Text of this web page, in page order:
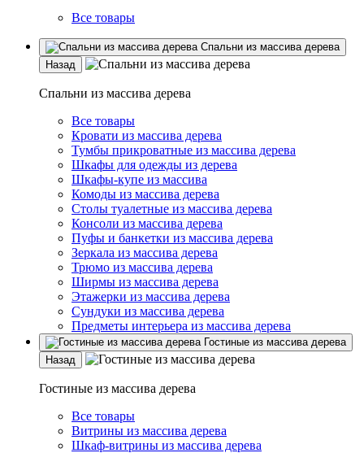
Все товары
Спальни из массива дерева
Назад
Спальни из массива дерева
Все товары
Кровати из массива дерева
Тумбы прикроватные из массива дерева
Шкафы для одежды из дерева
Шкафы-купе из массива
Комоды из массива дерева
Столы туалетные из массива дерева
Консоли из массива дерева
Пуфы и банкетки из массива дерева
Зеркала из массива дерева
Трюмо из массива дерева
Ширмы из массива дерева
Этажерки из массива дерева
Сундуки из массива дерева
Предметы интерьера из массива дерева
Гостиные из массива дерева
Назад
Гостиные из массива дерева
Все товары
Витрины из массива дерева
Шкаф-витрины из массива дерева